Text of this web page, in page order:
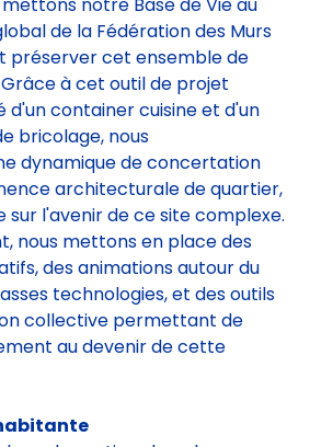
mettons notre Base de Vie au
de la Fédération des Murs
préserver cet ensemble de
à cet outil de projet
container cuisine et d'un
bricolage, nous
dynamique de concertation
architecturale de quartier,
l'avenir de ce site complexe.
nous mettons en place des
des animations autour du
technologies, et des outils
collective permettant de
au devenir de cette